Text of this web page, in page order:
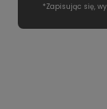
*Zapisując się,